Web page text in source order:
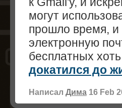
могут
прошло время, и
электронную
бесплатных
докатился до
Написал Дима16 Feb